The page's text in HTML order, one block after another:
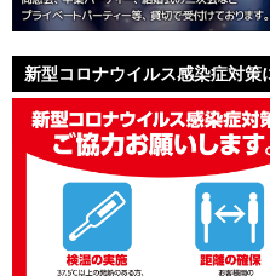
新型コロナウイルス感染症対策